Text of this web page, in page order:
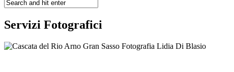
Servizi Fotografici